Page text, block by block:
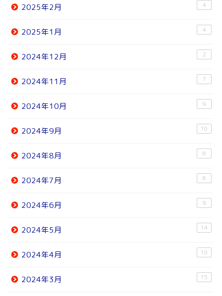
2025年2月 4
2025年1月 4
2024年12月 2
2024年11月 7
2024年10月 9
2024年9月 10
2024年8月 6
2024年7月 6
2024年6月 9
2024年5月 14
2024年4月 10
2024年3月 15